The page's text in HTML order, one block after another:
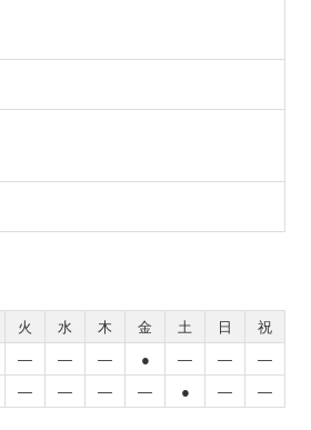
火 水 木 金 土 日
祝
― ― ― ● ― ―
―
― ― ― ― ● ―
―